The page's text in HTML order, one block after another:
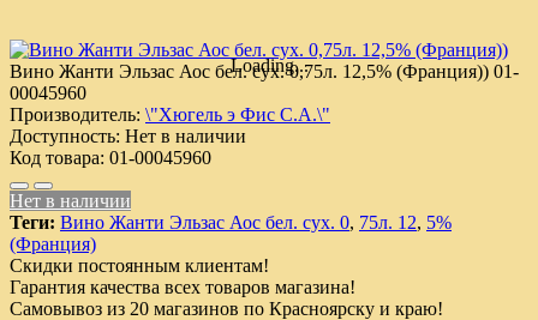
Loading...
Вино Жанти Эльзас Аос бел. сух. 0,75л. 12,5% (Франция)) 01-
00045960
Производитель: \"Хюгель э Фис С.А.\"
Доступность: Нет в наличии
Код товара: 01-00045960
Нет в наличии
Теги: Вино Жанти Эльзас Аос бел. сух. 0, 75л. 12, 5%
(Франция)
Скидки постоянным клиентам!
Гарантия качества всех товаров магазина!
Самовывоз из 20 магазинов по Красноярску и краю!